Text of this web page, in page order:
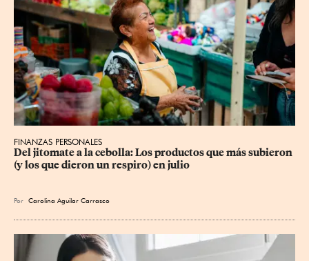
FINANZAS PERSONALES
Del jitomate a la cebolla: Los productos que más subieron
(y los que dieron un respiro) en julio
Por Carolina Aguilar Carrasco